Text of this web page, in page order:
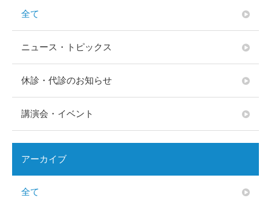
全て
ニュース・トピックス
休診・代診のお知らせ
講演会・イベント
アーカイブ
全て